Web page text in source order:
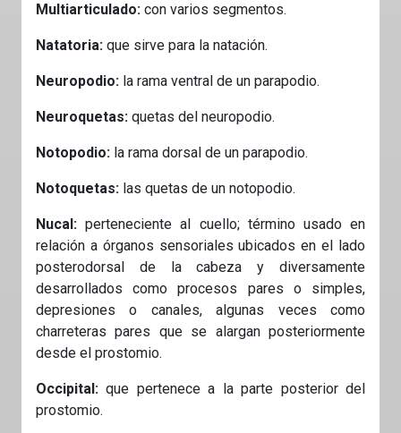
Multiarticulado: con varios segmentos.
Natatoria: que sirve para la natación.
Neuropodio: la rama ventral de un parapodio.
Neuroquetas: quetas del neuropodio.
Notopodio: la rama dorsal de un parapodio.
Notoquetas: las quetas de un notopodio.
Nucal: perteneciente al cuello; término usado en
relación a órganos sensoriales ubicados en el lado
posterodorsal de la cabeza y diversamente
desarrollados como procesos pares o simples,
depresiones o canales, algunas veces como
charreteras pares que se alargan posteriormente
desde el prostomio.
Occipital: que pertenece a la parte posterior del
prostomio.